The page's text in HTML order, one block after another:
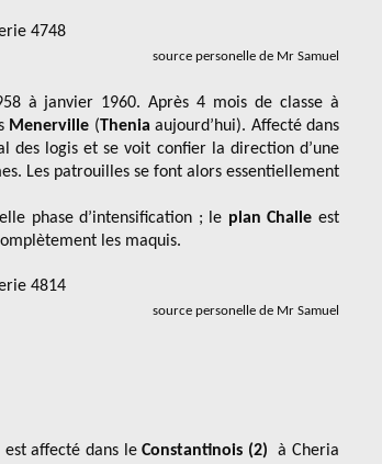
source personelle de Mr Samuel
à janvier 1960. Après 4 mois de classe à
Menerville (Thenia aujourd’hui). Affecté dans
des logis et se voit confier la direction d’une
Les patrouilles se font alors essentiellement
phase d’intensification ; le plan Challe est
les maquis.
source personelle de Mr Samuel
est affecté dans leConstantinois (2) à Cheria